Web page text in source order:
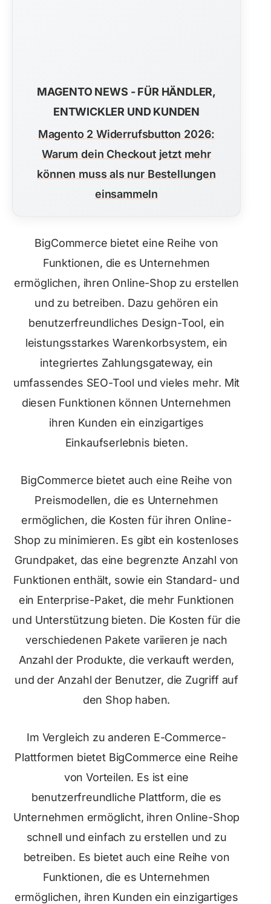
MAGENTO NEWS - FÜR HÄNDLER,
ENTWICKLER UND KUNDEN
Magento 2 Widerrufsbutton 2026:
Warum dein Checkout jetzt mehr
können muss als nur Bestellungen
einsammeln
BigCommerce bietet eine Reihe von
Funktionen, die es Unternehmen
ermöglichen, ihren Online-Shop zu erstellen
und zu betreiben. Dazu gehören ein
benutzerfreundliches Design-Tool, ein
leistungsstarkes Warenkorbsystem, ein
integriertes Zahlungsgateway, ein
umfassendes SEO-Tool und vieles mehr. Mit
diesen Funktionen können Unternehmen
ihren Kunden ein einzigartiges
Einkaufserlebnis bieten.
BigCommerce bietet auch eine Reihe von
Preismodellen, die es Unternehmen
ermöglichen, die Kosten für ihren Online-
Shop zu minimieren. Es gibt ein kostenloses
Grundpaket, das eine begrenzte Anzahl von
Funktionen enthält, sowie ein Standard- und
ein Enterprise-Paket, die mehr Funktionen
und Unterstützung bieten. Die Kosten für die
verschiedenen Pakete variieren je nach
Anzahl der Produkte, die verkauft werden,
und der Anzahl der Benutzer, die Zugriff auf
den Shop haben.
Im Vergleich zu anderen E-Commerce-
Plattformen bietet BigCommerce eine Reihe
von Vorteilen. Es ist eine
benutzerfreundliche Plattform, die es
Unternehmen ermöglicht, ihren Online-Shop
schnell und einfach zu erstellen und zu
betreiben. Es bietet auch eine Reihe von
Funktionen, die es Unternehmen
ermöglichen, ihren Kunden ein einzigartiges